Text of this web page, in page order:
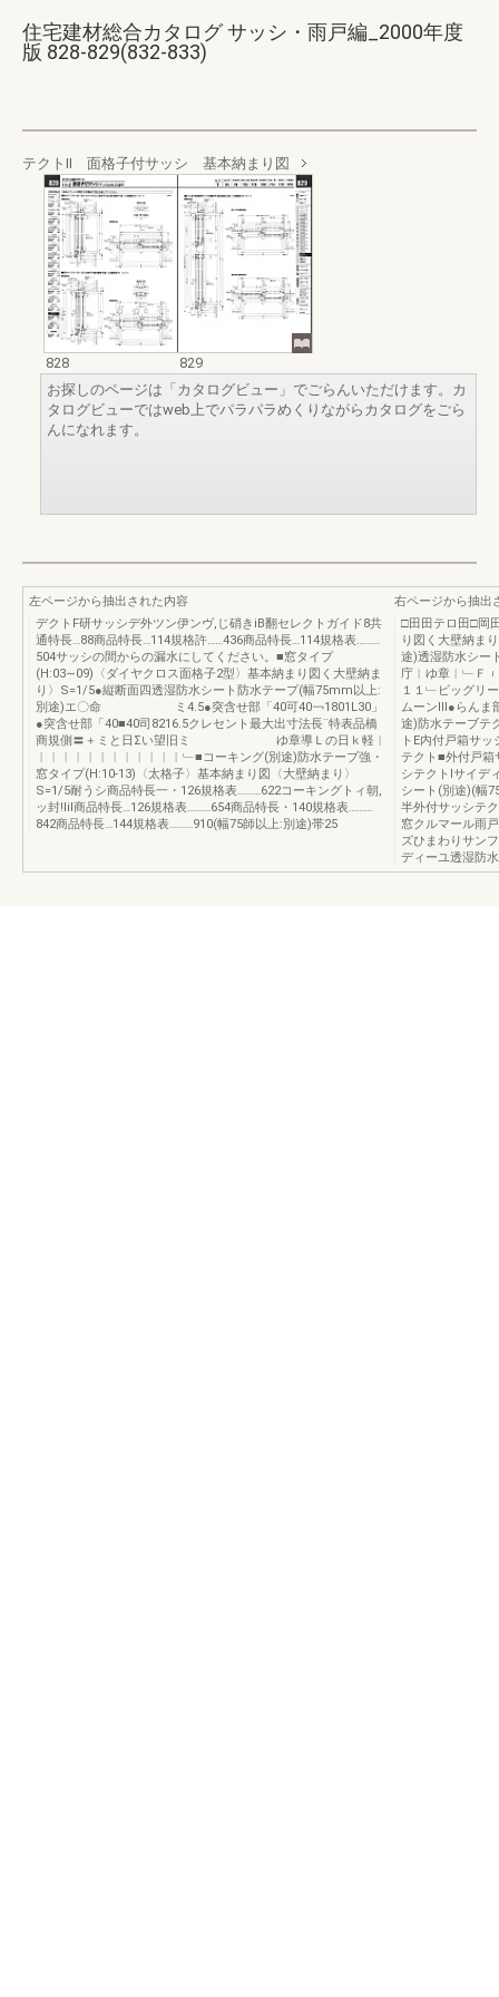
住宅建材総合カタログ サッシ・雨戸編_2000年度
版 828-829(832-833)
テクトⅡ 面格子付サッシ 基本納まり図
828
829
お探しのページは「カタログビュー」でごらんいただけます。カ
タログビューではweb上でパラパラめくりながらカタログをごら
んになれます。
左ページから抽出された内容
デクトF研サッシデ外ツン伊ンヴ,じ硝きiB翻セレクトガイド8共
通特長…88商品特長…114規格許……436商品特長…114規格表………
504サッシの間からの漏水にしてください。■窓タイプ
(H:03∼09)〈ダイヤクロス面格子2型〉基本納まり図く大壁納ま
り〉S=1/5●縦断面四透湿防水シート防水テープ(幅75mm以上:
別途)エ〇命 ミ4.5●突含せ部「40可40￢1801L30」
●突含せ部「40■40司8216.5クレセント最大出寸法長¨特表品橋
商規側〓＋ミと日Σい望旧ミ ゆ章導Ｌの日ｋ軽︱
︱︱︱︱︱︱︱︱︱︱︱︱﹂■コーキング(別途)防水テープ強・
窓タイプ(H:10-13)〈太格子〉基本納まり図〈大壁納まり〉
S=1/5耐うシ商品特長一・126規格表………622コーキングトィ朝,
ッ封!lil商品特長…126規格表………654商品特長・140規格表………
842商品特長…144規格表………910(幅75師以上:別途)帯25
右ページから抽出
□田田テロ田□岡
り図く大壁納ま
途)透湿防水シー
庁︱ゆ章︱﹂Ｆ
１１﹂ビッグリ
ムーンlll●らんま
途)防水テーブテ
トE内付戸箱サ
テクト■外付戸箱
シテクトIサイデ
シート(別途)(幅
半外付サッシテ
窓クルマール雨
ズひまわりサン
ディーユ透湿防